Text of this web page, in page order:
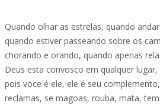
Quando olhar as estrelas, quando
quando estiver passeando sobre os
chorando e orando, quando apenas
Deus esta convosco em qualquer
pois voce é ele, ele é seu
reclamas, se magoas, rouba, mata,